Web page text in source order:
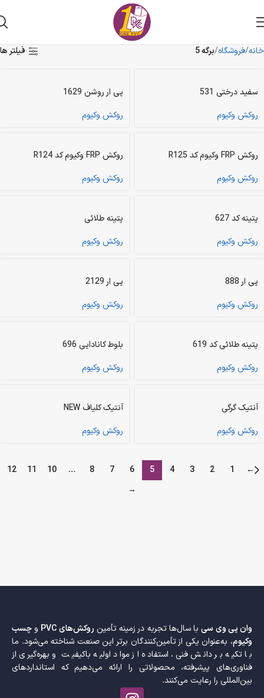
خانه فروشگاه برگه 5 فیلتر ها
سفید درختی 531
روکش وکیوم
پی ار روشن 1629
روکش وکیوم
روکش FRP وکیوم کد R125
روکش وکیوم
روکش FRP وکیوم کد R124
روکش وکیوم
پتینه کد 627
روکش وکیوم
پتینه طلائی
روکش وکیوم
پی ار 888
روکش وکیوم
پی ار 2129
روکش وکیوم
پتینه طلائی کد 619
روکش وکیوم
بلوط کانادایی 696
روکش وکیوم
آنتیک گرگی
روکش وکیوم
آنتیک کلیاف NEW
روکش وکیوم
←
1
2
3
4
5
6
7
8
…
10
11
12
→
وان پی وی سیبا سال‌ها تجربه در زمینه تأمین روکش‌های PVC وچسب
وکیوم، به‌عنوان یکی از تأمین‌کنندگان برتر این صنعت شناخته می‌شود. ما
با تکیه بر دانش فنی، استفاده از مواد اولیه باکیفیت و بهره‌گیری از
فناوری‌های پیشرفته، محصولاتی را ارائه می‌دهیم که استانداردهای
بین‌المللی را رعایت می‌کنند.